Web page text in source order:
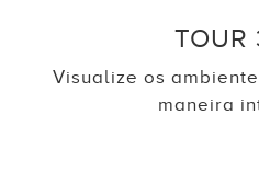
TOUR
Visualize os
maneira